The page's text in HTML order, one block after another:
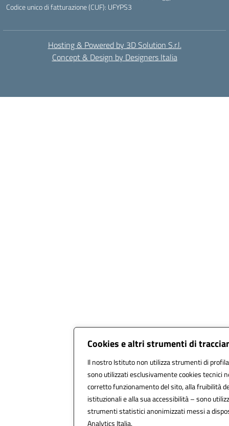
Cookies e altri strumenti di
Il nostro Istituto non utilizza strumenti di
sono utilizzati esclusivamente cookies tecnici
corretto funzionamento del sito, alla fruibilità
istituzionali e alla sua accessibilità – sono
strumenti statistici anonimizzati messi a
Analytics Italia.
Codice unico di fatturazione (CUF): UFYPS3
Hosting & Powered by 3D Solution S.r.l.
Concept & Design by Designers Italia